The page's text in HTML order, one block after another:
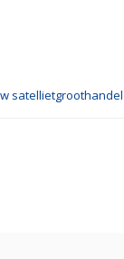
satellietgroothandel